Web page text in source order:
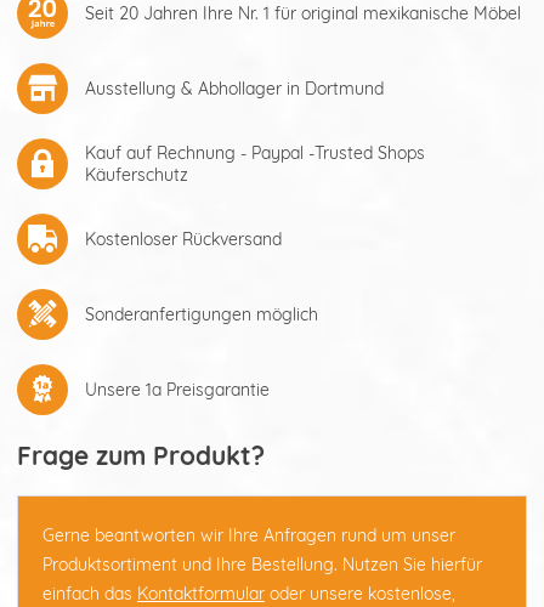
Seit 20 Jahren Ihre Nr. 1 für original mexikanische Möbel
Ausstellung & Abhollager in Dortmund
Kauf auf Rechnung - Paypal -Trusted Shops
Käuferschutz
Kostenloser Rückversand
Sonderanfertigungen möglich
Unsere 1a Preisgarantie
Frage zum Produkt?
Gerne beantworten wir Ihre Anfragen rund um unser
Produktsortiment und Ihre Bestellung. Nutzen Sie hierfür
einfach das Kontaktformular oder unsere kostenlose,